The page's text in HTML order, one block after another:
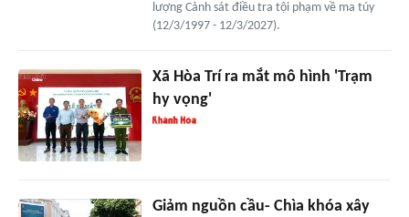
lượng Cảnh sát điều tra tội phạm về ma túy
(12/3/1997 - 12/3/2027).
Xã Hòa Trí ra mắt mô hình 'Trạm
hy vọng'
Giảm nguồn cầu- Chìa khóa xây